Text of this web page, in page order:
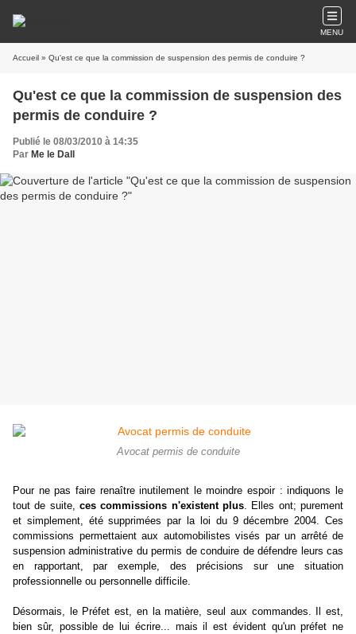
MENU
Accueil » Qu'est ce que la commission de suspension des permis de conduire ?
Qu'est ce que la commission de suspension des
permis de conduire ?
Publié le 08/03/2010 à 14:35
Par Me le Dall
Avocat permis de conduite
Pour ne pas faire renaître inutilement le moindre espoir : indiquons le
tout de suite, ces commissions n'existent plus. Elles ont; purement
et simplement, été supprimées par la loi du 9 décembre 2004. Ces
commissions permettaient aux automobilistes visés par un arrêté de
suspension administrative du permis de conduire de défendre leurs cas
en rapportant, par exemple, des précisions sur une situation
professionnelle ou personnelle difficile.
Désormais, le Préfet est, en la matière, seul aux commandes. Il est,
bien sûr, possible de lui écrire... mais il est évident qu'un préfet ne